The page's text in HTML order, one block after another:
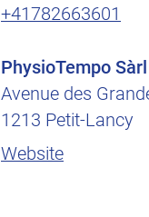
+41782663601
PhysioTempo Sàrl
Avenue des
1213 Petit-Lancy
Website